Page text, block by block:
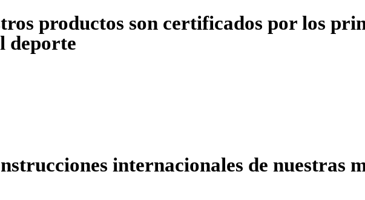
productos son certificados por los
deporte
internacionales de nuestras